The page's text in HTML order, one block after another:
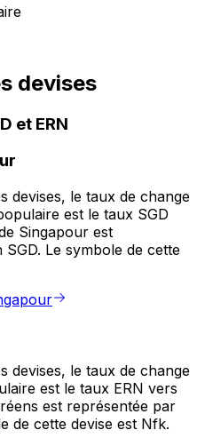
devises
et ERN
devises, le taux de change
est le taux SGD
Singapour est
Le symbole de cette
devises, le taux de change
est le taux ERN vers
est représentée par
de cette devise est Nfk.